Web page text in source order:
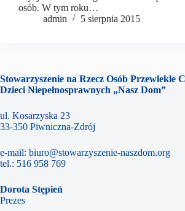
osób. W tym roku…
admin
5 sierpnia 2015
Stowarzyszenie na Rzecz Osób Przewlekle
Dzieci Niepełnosprawnych „Nasz Dom”
ul. Kosarzyska 23
33-350 Piwniczna-Zdrój
e-mail: biuro@stowarzyszenie-naszdom.org
tel.: 516 958 769
Dorota Stępień
Prezes